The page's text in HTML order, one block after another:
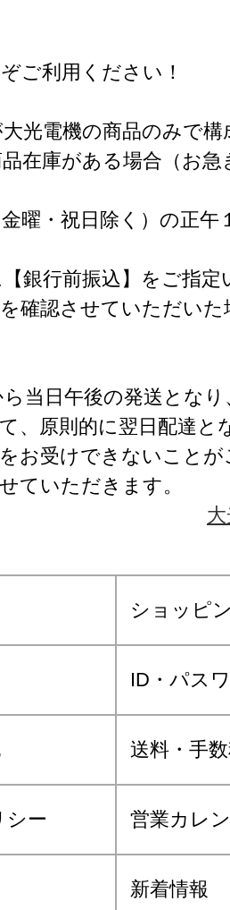
ご利用ください！
光電機の商品のみで構
在庫がある場合（お急
曜・祝日除く）の正午
銀行前振込】をご指定
確認させていただいた
当日午後の発送となり
、原則的に翌日配達と
お受けできないこと
ていただきます。
ショッピ
ID・パス
送料・手
シー 営業カレ
新着情報